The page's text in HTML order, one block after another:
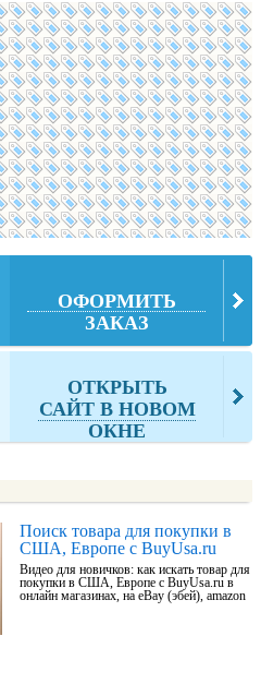
ОФОРМИТЬ
ЗАКАЗ
ОТКРЫТЬ
САЙТ В НОВОМ
ОКНЕ
Поиск товара для покупки в
США, Европе с BuyUsa.ru
Видео для новичков: как искать товар для
покупки в США, Европе с BuyUsa.ru в
онлайн магазинах, на eBay (эбей), amazon